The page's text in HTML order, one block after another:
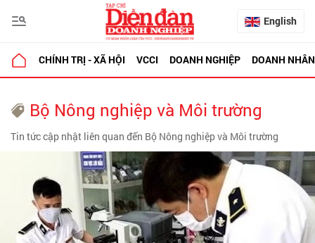
English
CHÍNH TRỊ - XÃ HỘI VCCI DOANH NGHIỆP DOANH NHÂN
Bộ Nông nghiệp và Môi trường
Tin tức cập nhật liên quan đến Bộ Nông nghiệp và Môi trường